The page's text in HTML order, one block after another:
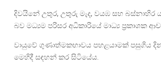
දිවයිනේ උතුර, උතුරු මැද, වයඹ සහ බස්නාහිර
බව මධ්‍යම පරිසර අධිකාරි‍යේ මාධ්‍ය ප්‍රකාශක
වායුවේ ගුණාත්මකභාවය පහළයාමක් පසුගිය
මෙහිදී සඳහන් කර සිටියේය.